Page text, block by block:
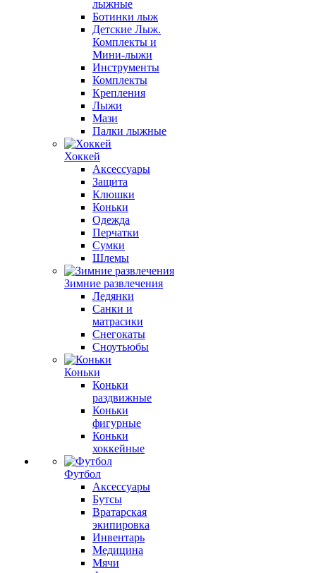
лыжные
Ботинки лыж
Детские Лыж.
Комплекты и
Мини-лыжи
Инструменты
Комплекты
Крепления
Лыжи
Мази
Палки лыжные
Хоккей
Аксессуары
Защита
Клюшки
Коньки
Одежда
Перчатки
Сумки
Шлемы
Зимние развлечения
Ледянки
Санки и
матрасики
Снегокаты
Сноутьюбы
Коньки
Коньки
раздвижные
Коньки
фигурные
Коньки
хоккейные
Футбол
Аксессуары
Бутсы
Вратарская
экипировка
Инвентарь
Медицина
Мячи